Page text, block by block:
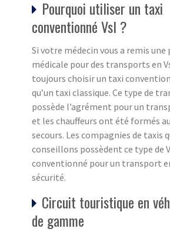
Pourquoi utiliser un taxi
conventionné Vsl ?
Si votre médecin vous a remis
médicale pour des transports en
toujours choisir un taxi
qu’un taxi classique. Ce type de
possède l’agrément pour un
et les chauffeurs ont été formés
secours. Les compagnies de taxis
conseillons possèdent ce type de
conventionné pour un transport
sécurité.
Circuit touristique en
de gamme